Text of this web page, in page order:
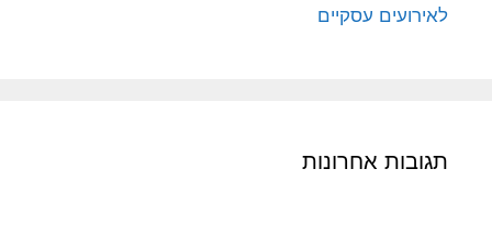
לאירועים עסקיים
תגובות אחרונות